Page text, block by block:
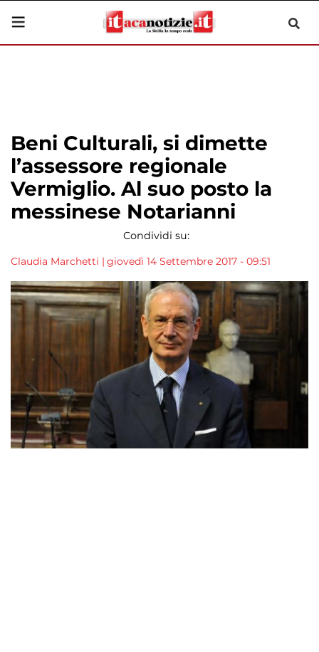
Beni Culturali, si dimette
l’assessore regionale
Vermiglio. Al suo posto la
messinese Notarianni
Condividi su:
Claudia Marchetti | giovedì 14 Settembre 2017 - 09:51